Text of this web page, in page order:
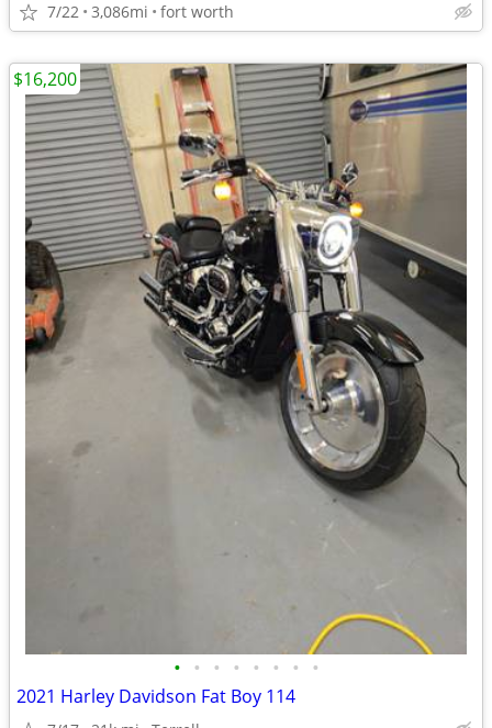
7/22 3,086mi fort worth
• • • • • • • •
2021 Harley Davidson Fat Boy 114
$16,200